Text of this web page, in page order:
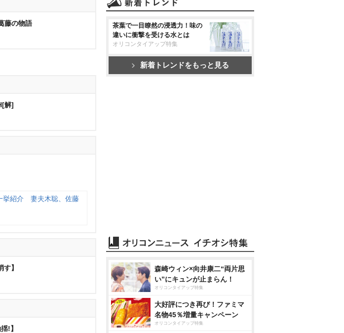
藤の物語
解]
挙紹介 妻夫木聡、佐藤
す】
!】
茶葉で一目瞭然の浸透力！味の
違いに衝撃を受ける水とは
オリコンタイアップ特集
新着トレンドをもっと見る
森崎ウィン×向井康二“両片思
い”にキュンが止まらん！
オリコンタイアップ特集
大好評につき再び！ファミマ
名物45％増量キャンペーン
オリコンタイアップ特集